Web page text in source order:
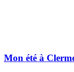
Mon été à